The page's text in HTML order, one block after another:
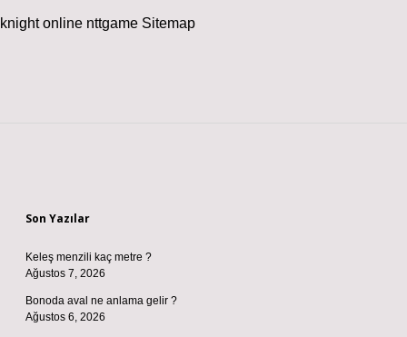
knight online nttgame Sitemap
Son Yazılar
Keleş menzili kaç metre ?
Ağustos 7, 2026
Bonoda aval ne anlama gelir ?
Ağustos 6, 2026